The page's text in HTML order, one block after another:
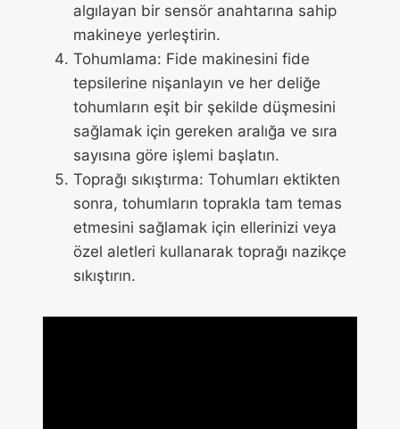
algılayan bir sensör anahtarına sahip
makineye yerleştirin.
Tohumlama: Fide makinesini fide
tepsilerine nişanlayın ve her deliğe
tohumların eşit bir şekilde düşmesini
sağlamak için gereken aralığa ve sıra
sayısına göre işlemi başlatın.
Toprağı sıkıştırma: Tohumları ektikten
sonra, tohumların toprakla tam temas
etmesini sağlamak için ellerinizi veya
özel aletleri kullanarak toprağı nazikçe
sıkıştırın.